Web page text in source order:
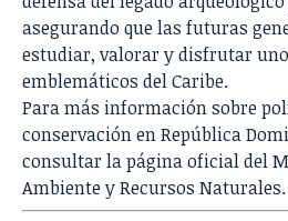
asegurando que las futuras
estudiar, valorar y disfrutar
emblemáticos del Caribe.
Para más información sobre
conservación en República
consultar la página oficial del
Ambiente y Recursos Naturales.